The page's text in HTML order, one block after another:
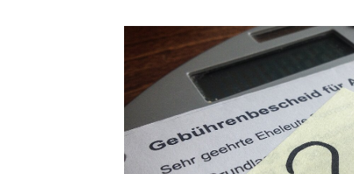
E-
Mail
Facebook
Twitter